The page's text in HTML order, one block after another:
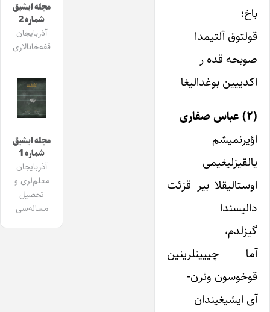
باخ؛
قولتوق آلتیمدا
صوبحه قده ر
اکدییین بوغدالیغا
(۲) عباس صفاری
اؤیرنمیشم
یالقیزلیغیمی
اوستالیقلا بیر قزئت
دالیسندا
گیزلدم،
آما چییینلرینین
قوخوسون وئرن-
آی ایشیغیندان
مجله ایشیق
شماره 2
آذربایجان
قفه‌خانالاری
مجله ایشیق
شماره 1
آذربایجان
معلم‌لری و
تحصیل
مساله‌سی